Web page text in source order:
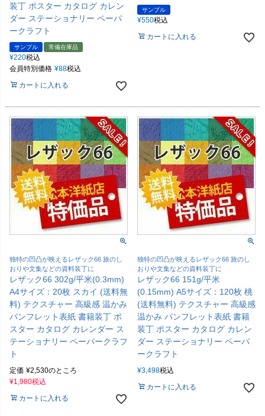
装丁 ポスター カタログ カレン
ダー ステーショナリー ペーパ
ークラフト
サンプル 常備在庫品
¥220税込
会員特別価格 ¥88税込
カートに入れる
サンプル
¥550税込
カートに入れる
独特の凹凸が映えるレザック66 旅のし
おりや文集などの資料装丁に
レザック66 302g/平米(0.3mm)
A4サイズ：20枚 スカイ (送料無
料) テクスチャー 高級感 温かみ
パンフレット表紙 書籍装丁 ポ
スター カタログ カレンダー ス
テーショナリー ペーパークラフ
ト
定価 ¥2,530のところ
¥1,980税込
カートに入れる
独特の凹凸が映えるレザック66 旅のし
おりや文集などの資料装丁に
レザック66 151g/平米
(0.15mm) A5サイズ：120枚 桃
(送料無料) テクスチャー 高級感
温かみ パンフレット表紙 書籍
装丁 ポスター カタログ カレン
ダー ステーショナリー ペーパ
ークラフト
¥3,498税込
カートに入れる